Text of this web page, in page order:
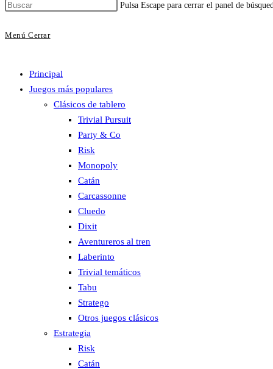
Pulsa Escape para cerrar el panel de
Menú Cerrar
Principal
Juegos más populares
Clásicos de tablero
Trivial Pursuit
Party & Co
Risk
Monopoly
Catán
Carcassonne
Cluedo
Dixit
Aventureros al tren
Laberinto
Trivial temáticos
Tabu
Stratego
Otros juegos clásicos
Estrategia
Risk
Catán